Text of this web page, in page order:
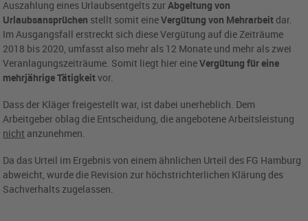
Auszahlung eines Urlaubsentgelts zurAbgeltung von
Urlaubsansprüchen stellt somit eineVergütung von Mehrarbeit dar.
Im Ausgangsfall erstreckt sich diese Vergütung auf die Zeiträume
2018 bis 2020, umfasst also mehr als 12 Monate und mehr als zwei
Veranlagungszeiträume. Somit liegt hier eineVergütung für eine
mehrjährige Tätigkeitvor.
Dass der Kläger freigestellt war, ist dabei unerheblich. Dem
Arbeitgeber oblag die Entscheidung, die angebotene Arbeitsleistung
nicht anzunehmen.
Da das Urteil im Ergebnis von einem ähnlichen Urteil des FG Hamburg
abweicht, wurde die Revision zur höchstrichterlichen Klärung des
Sachverhalts zugelassen.